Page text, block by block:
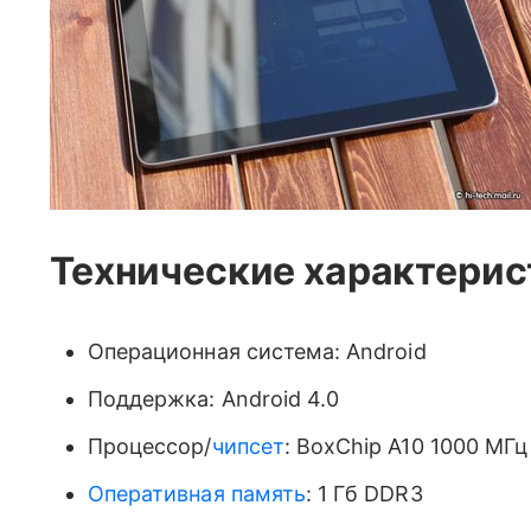
Технические
Операционная система: Android
Поддержка: Android 4.0
Процессор/чипсет: BoxChip A10 1000 МГц
Оперативная память: 1 Гб DDR3